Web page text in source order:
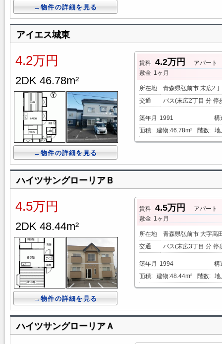
→物件の詳細を見る
アイエス城東
4.2万円
2DK 46.78m²
→物件の詳細を見る
賃料 4.2万円
アパート
敷金 1ヶ月
所在地
青森県弘前市 末広2
交通
バス(末広2丁目 分 停
築年月 1991
構
面積: 建物:46.78m² 階数: 地
ハイツサングローリアＢ
4.5万円
2DK 48.44m²
→物件の詳細を見る
賃料 4.5万円
アパート
敷金 1ヶ月
所在地
青森県弘前市 大字高
交通
バス(末広3丁目 分 停
築年月 1994
構
面積: 建物:48.44m² 階数: 地
ハイツサングローリアＡ